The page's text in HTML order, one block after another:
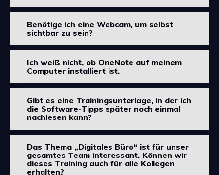
Benötige ich eine Webcam, um selbst
sichtbar zu sein?
Ich weiß nicht, ob OneNote auf meinem
Computer installiert ist.
Gibt es eine Trainingsunterlage, in der ich
die Software-Tipps später noch einmal
nachlesen kann?
Das Thema „Digitales Büro“ ist für unser
gesamtes Team interessant. Können wir
dieses Training auch für alle Kollegen
erhalten?